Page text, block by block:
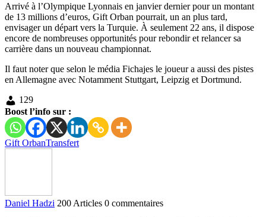
Arrivé à l’Olympique Lyonnais en janvier dernier pour un montant
de 13 millions d’euros, Gift Orban pourrait, un an plus tard,
envisager un départ vers la Turquie. À seulement 22 ans, il dispose
encore de nombreuses opportunités pour rebondir et relancer sa
carrière dans un nouveau championnat.
Il faut noter que selon le média Fichajes le joueur a aussi des pistes
en Allemagne avec Notamment Stuttgart, Leipzig et Dortmund.
129
Boost l’info sur :
Gift OrbanTransfert
Daniel Hadzi 200 Articles 0 commentaires